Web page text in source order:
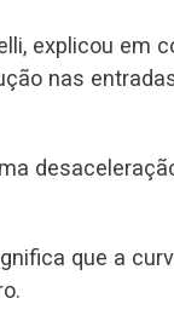
explicou em
nas
que a